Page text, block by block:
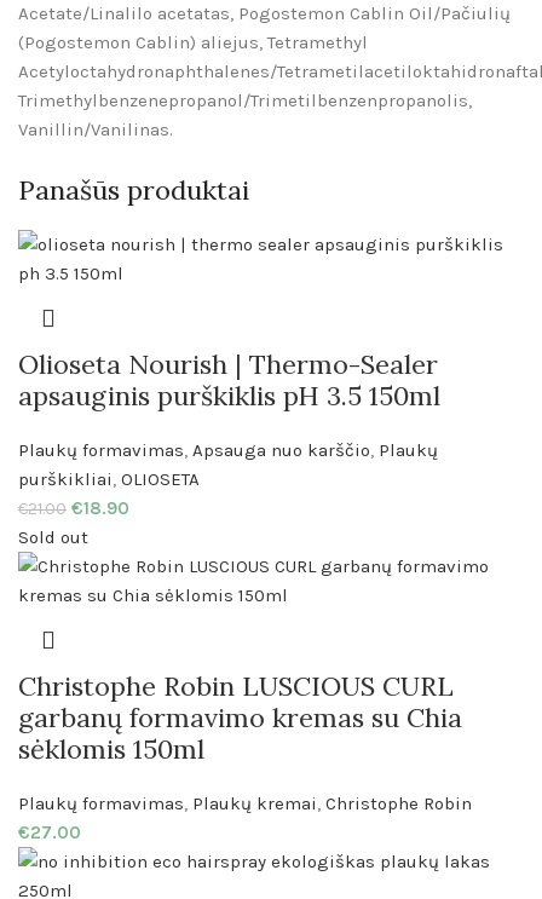
Acetate/Linalilo acetatas, Pogostemon Cablin Oil/Pačiulių
(Pogostemon Cablin) aliejus, Tetramethyl
Acetyloctahydronaphthalenes/
Trimethylbenzenepropanol/Trimetilbenzenpropanolis,
Vanillin/Vanilinas.
Panašūs produktai
Olioseta Nourish | Thermo-Sealer
apsauginis purškiklis pH 3.5 150ml
Plaukų formavimas, Apsauga nuo karščio, Plaukų
purškikliai, OLIOSETA
€21.00 €18.90
Sold out
Christophe Robin LUSCIOUS CURL
garbanų formavimo kremas su Chia
sėklomis 150ml
Plaukų formavimas, Plaukų kremai, Christophe Robin
€27.00